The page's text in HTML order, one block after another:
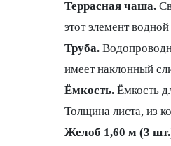
Террасная чаша.
этот элемент
Труба.
имеет наклонный
Ёмкость. Ёмкость
Толщина листа, из
Желоб 1,60 м (3